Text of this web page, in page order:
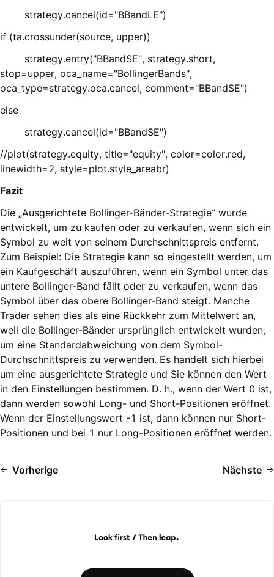
strategy.cancel(id="BBandLE")
if (ta.crossunder(source, upper))
strategy.entry("BBandSE", strategy.short,
stop=upper, oca_name="BollingerBands",
oca_type=strategy.oca.cancel, comment="BBandSE")
else
strategy.cancel(id="BBandSE")
//plot(strategy.equity, title="equity", color=color.red,
linewidth=2, style=plot.style_areabr)
Fazit
Die „Ausgerichtete Bollinger-Bänder-Strategie“ wurde
entwickelt, um zu kaufen oder zu verkaufen, wenn sich ein
Symbol zu weit von seinem Durchschnittspreis entfernt.
Zum Beispiel: Die Strategie kann so eingestellt werden, um
ein Kaufgeschäft auszuführen, wenn ein Symbol unter das
untere Bollinger-Band fällt oder zu verkaufen, wenn das
Symbol über das obere Bollinger-Band steigt. Manche
Trader sehen dies als eine Rückkehr zum Mittelwert an,
weil die Bollinger-Bänder ursprünglich entwickelt wurden,
um eine Standardabweichung von dem Symbol-
Durchschnittspreis zu verwenden. Es handelt sich hierbei
um eine ausgerichtete Strategie und Sie können den Wert
in den Einstellungen bestimmen. D. h., wenn der Wert 0 ist,
dann werden sowohl Long- und Short-Positionen eröffnet.
Wenn der Einstellungswert -1 ist, dann können nur Short-
Positionen und bei 1 nur Long-Positionen eröffnet werden.
Vorherige Nächste